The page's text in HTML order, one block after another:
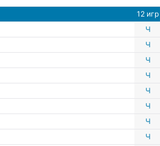
12 игр
Ч
Ч
Ч
Ч
Ч
Ч
Ч
Ч